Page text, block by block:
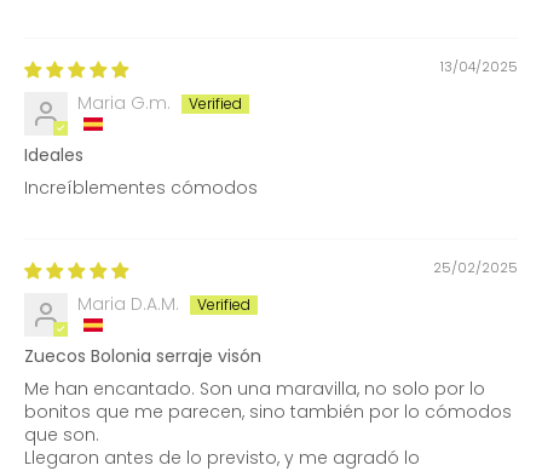
13/04/2025
Maria G.m.
Ideales
Increíblementes cómodos
25/02/2025
Maria D.A.M.
Zuecos Bolonia serraje visón
Me han encantado. Son una maravilla, no solo por lo
bonitos que me parecen, sino también por lo cómodos
que son.
Llegaron antes de lo previsto, y me agradó lo